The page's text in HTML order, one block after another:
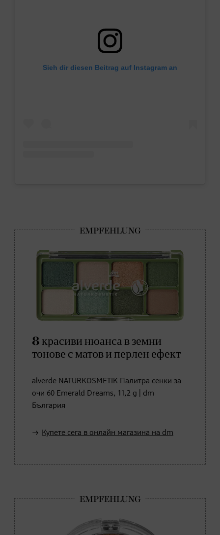
Sieh dir diesen Beitrag auf Instagram an
8 красиви нюанса в земни
тонове с матов и перлен ефект
alverde NATURKOSMETIK Палитра сенки за
очи 60 Emerald Dreams, 11,2 g | dm
България
Купете сега в онлайн магазина на dm